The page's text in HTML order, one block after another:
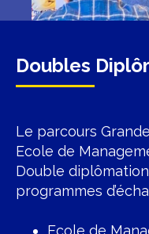
Doubles
Le parcours
Ecole de
Double
programmes
Ecole de